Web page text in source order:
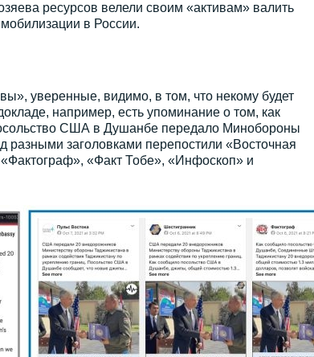
ресурсов велели своим «активам» валить
в России.
уверенные, видимо, в том, что некому будет
например, есть упоминание о том, как
США в Душанбе передало Минобороны
разными заголовками перепостили «Восточная
«Факт Тобе», «Инфоскоп» и